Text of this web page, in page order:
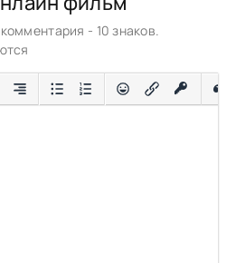
- 10 знаков.